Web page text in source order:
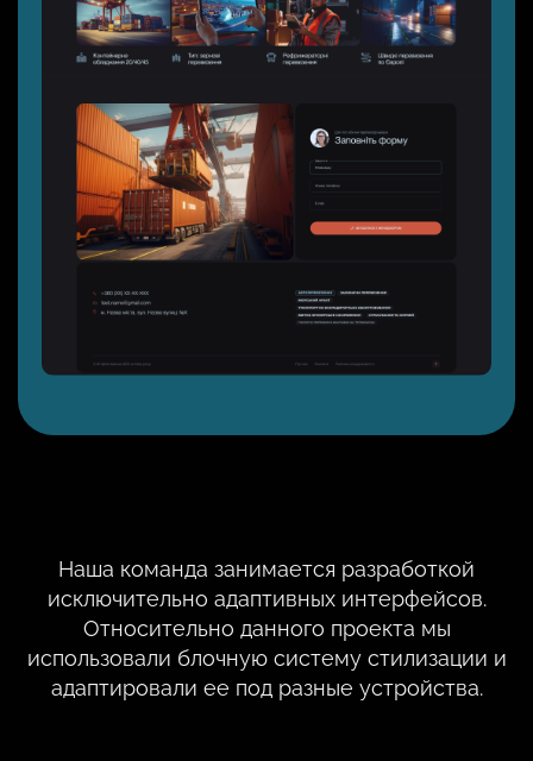
Наша команда занимается разработкой
исключительно адаптивных интерфейсов.
Относительно данного проекта мы
использовали блочную систему стилизации и
адаптировали ее под разные устройства.